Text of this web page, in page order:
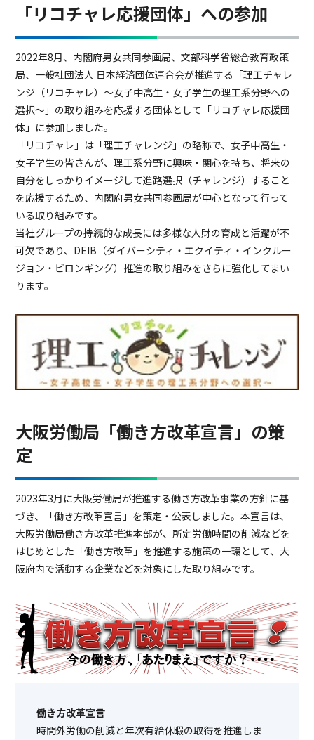
「リコチャレ応援団体」への参加
2022年8月、内閣府男女共同参画局、文部科学省総合教育政策
局、一般社団法人 日本経済団体連合会が推進する「理工チャレ
ンジ（リコチャレ）～女子中高生・女子学生の理工系分野への
選択～」の取り組みを応援する団体として「リコチャレ応援団
体」に参加しました。
「リコチャレ」は「理工チャレンジ」の略称で、女子中高生・
女子学生の皆さんが、理工系分野に興味・関心を持ち、将来の
自分をしっかりイメージして進路選択（チャレンジ）すること
を応援するため、内閣府男女共同参画局が中心となって行って
いる取り組みです。
当社グループの持続的な成長には多様な人財の育成と活躍が不
可欠であり、DEIB（ダイバーシティ・エクイティ・インクルー
ジョン・ビロンギング）推進の取り組みをさらに強化してまい
ります。
大阪労働局「働き方改革宣言」の策
定
2023年3月に大阪労働局が推進する働き方改革事業の方針に基
づき、「働き方改革宣言」を策定・公表しました。本宣言は、
大阪労働局働き方改革推進本部が、所定労働時間の削減などを
はじめとした「働き方改革」を推進する施策の一環として、大
阪府内で活動する企業などを対象にした取り組みです。
働き方改革宣言
時間外労働の削減と年次有給休暇の取得を推進しま